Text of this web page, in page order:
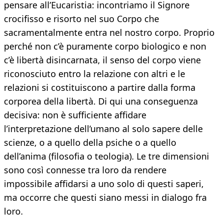
pensare all’Eucaristia: incontriamo il Signore
crocifisso e risorto nel suo Corpo che
sacramentalmente entra nel nostro corpo. Proprio
perché non c’è puramente corpo biologico e non
c’è libertà disincarnata, il senso del corpo viene
riconosciuto entro la relazione con altri e le
relazioni si costituiscono a partire dalla forma
corporea della libertà. Di qui una conseguenza
decisiva: non è sufficiente affidare
l’interpretazione dell’umano al solo sapere delle
scienze, o a quello della psiche o a quello
dell’anima (filosofia o teologia). Le tre dimensioni
sono così connesse tra loro da rendere
impossibile affidarsi a uno solo di questi saperi,
ma occorre che questi siano messi in dialogo fra
loro.